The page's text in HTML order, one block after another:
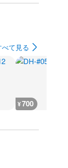
べて見る
¥700